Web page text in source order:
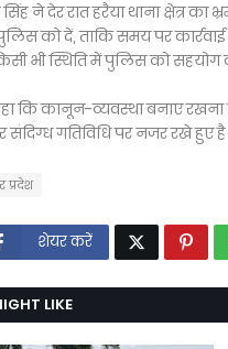
ने देर रात हरैया थाना क्षेत्र का
को दें, ताकि समय पर
भी स्थिति में पुलिस को
कि कानून-व्यवस्था बनाए रखना
गतिविधि पर नजर रखे हुए है
प्रदेश
शेयर करें
LIKE